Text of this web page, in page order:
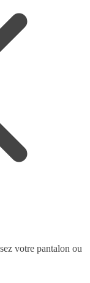
votre pantalon ou